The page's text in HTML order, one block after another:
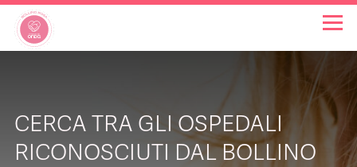
INIZIATIVE
CERCA TRA GLI OSPEDALI
RICONOSCIUTI DAL BOLLINO